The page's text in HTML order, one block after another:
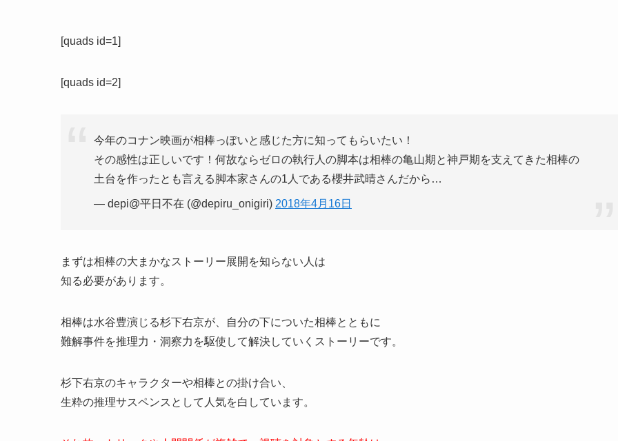
[quads id=1]
[quads id=2]
今年のコナン映画が相棒っぽいと感じた方に知ってもらいたい！
その感性は正しいです！何故ならゼロの執行人の脚本は相棒の亀山期と神戸期を支えてきた相棒の
土台を作ったとも言える脚本家さんの1人である櫻井武晴さんだから…
— depi@平日不在 (@depiru_onigiri) 2018年4月16日
まずは相棒の大まかなストーリー展開を知らない人は
知る必要があります。
相棒は水谷豊演じる杉下右京が、自分の下についた相棒とともに
難解事件を推理力・洞察力を駆使して解決していくストーリーです。
杉下右京のキャラクターや相棒との掛け合い、
生粋の推理サスペンスとして人気を白しています。